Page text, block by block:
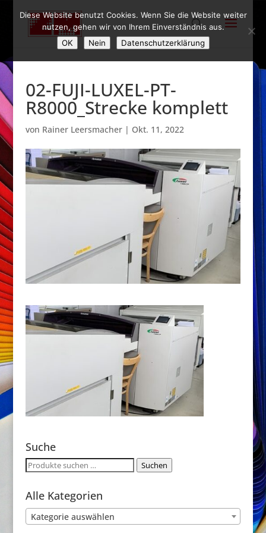
02-FUJI-LUXEL-PT-
R8000_Strecke komplett
von Rainer Leersmacher| Okt. 11, 2022
Suche
Suchen
Suchen
Alle Kategorien
Kategorie auswählen
Diese Website benutzt Cookies. Wenn Sie die Website weiter
nutzen, gehen wir von Ihrem Einverständnis aus.
OK
Nein Datenschutzerklärung